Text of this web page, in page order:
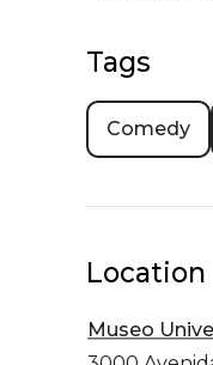
Tags
Comedy
Location
Museo